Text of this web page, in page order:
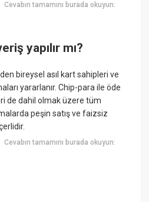
Cevabın tamamını burada okuyun:
yapılır mı?
bireysel asıl kart sahipleri ve
yararlanır. Chip-para ile öde
de dahil olmak üzere tüm
peşin satış ve faizsiz
Cevabın tamamını burada okuyun: